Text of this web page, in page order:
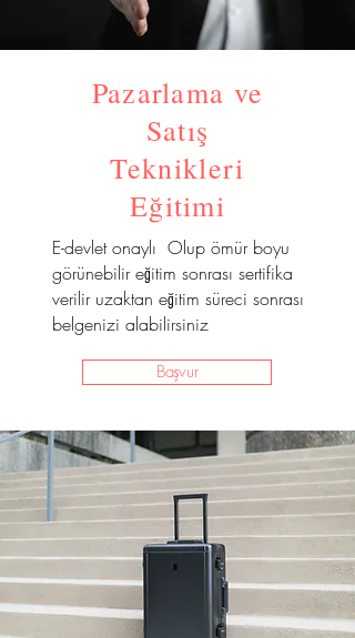
Pazarlama ve
Satış
Teknikleri
Eğitimi
E-devlet onaylı Olup ömür boyu
görünebilir eğitim sonrası sertifika
verilir uzaktan eğitim süreci sonrası
belgenizi alabilirsiniz
Başvur